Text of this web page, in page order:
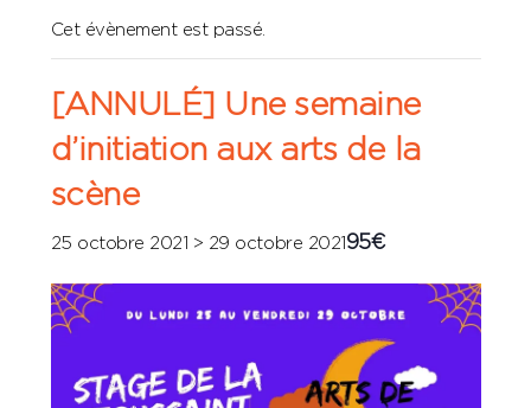
Cet évènement est passé.
[ANNULÉ] Une semaine
d’initiation aux arts de la
scène
25 octobre 2021 > 29 octobre 2021 95€